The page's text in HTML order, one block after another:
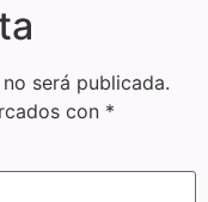
será publicada.
con *